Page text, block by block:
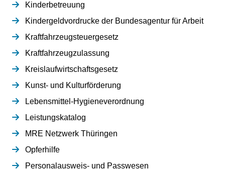
Kinderbetreuung
Kindergeldvordrucke der Bundesagentur für Arbeit
Kraftfahrzeugsteuergesetz
Kraftfahrzeugzulassung
Kreislaufwirtschaftsgesetz
Kunst- und Kulturförderung
Lebensmittel-Hygieneverordnung
Leistungskatalog
MRE Netzwerk Thüringen
Opferhilfe
Personalausweis- und Passwesen